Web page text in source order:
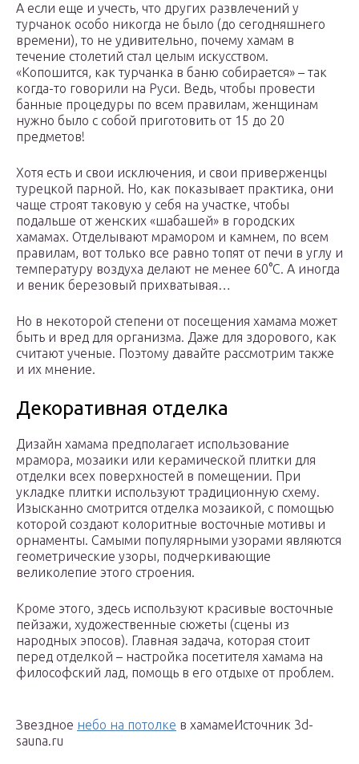
А если еще и учесть, что других развлечений у
турчанок особо никогда не было (до сегодняшнего
времени), то не удивительно, почему хамам в
течение столетий стал целым искусством.
«Копошится, как турчанка в баню собирается» – так
когда-то говорили на Руси. Ведь, чтобы провести
банные процедуры по всем правилам, женщинам
нужно было с собой приготовить от 15 до 20
предметов!
Хотя есть и свои исключения, и свои приверженцы
турецкой парной. Но, как показывает практика, они
чаще строят таковую у себя на участке, чтобы
подальше от женских «шабашей» в городских
хамамах. Отделывают мрамором и камнем, по всем
правилам, вот только все равно топят от печи в углу и
температуру воздуха делают не менее 60°С. А иногда
и веник березовый прихватывая…
Но в некоторой степени от посещения хамама может
быть и вред для организма. Даже для здорового, как
считают ученые. Поэтому давайте рассмотрим также
и их мнение.
Декоративная отделка
Дизайн хамама предполагает использование
мрамора, мозаики или керамической плитки для
отделки всех поверхностей в помещении. При
укладке плитки используют традиционную схему.
Изысканно смотрится отделка мозаикой, с помощью
которой создают колоритные восточные мотивы и
орнаменты. Самыми популярными узорами являются
геометрические узоры, подчеркивающие
великолепие этого строения.
Кроме этого, здесь используют красивые восточные
пейзажи, художественные сюжеты (сцены из
народных эпосов). Главная задача, которая стоит
перед отделкой – настройка посетителя хамама на
философский лад, помощь в его отдыхе от проблем.
Звездное небо на потолке в хамамеИсточник 3d-
sauna.ru